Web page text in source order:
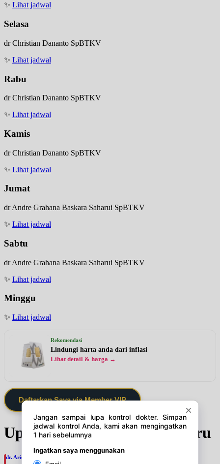
✨ Lihat jadwal
Selasa
dr Christian Dananto SpBTKV
✨ Lihat jadwal
Rabu
dr Christian Dananto SpBTKV
✨ Lihat jadwal
Kamis
dr Christian Dananto SpBTKV
✨ Lihat jadwal
Jumat
dr Andre Grahana Baskara Saharui SpBTKV
✨ Lihat jadwal
Sabtu
dr Andre Grahana Baskara Saharui SpBTKV
✨ Lihat jadwal
Minggu
✨ Lihat jadwal
Rekomendasi
Lindungi harta anda dari inflasi
Lihat detail & harga →
Daftarkan Saya via Member VIP
Update Jadwal Dokter terbaru
dr. Ario Baskoro, SpU